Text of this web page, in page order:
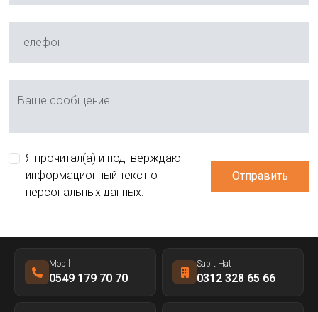
Телефон
Ваше сообщение
Я прочитал(а) и подтверждаю
информационный текст о
персональных данных.
Отправить
Mobil
0549 179 70 70
Sabit Hat
0312 328 65 66